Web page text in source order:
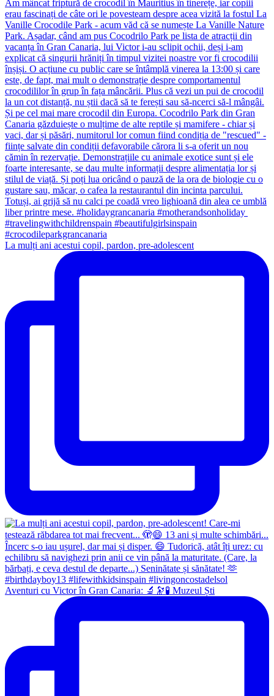
La mulți ani acestui copil, pardon, pre-adolescent
Aventuri cu Victor în Gran Canaria: 🔬🔭🧪 Muzeul Ști